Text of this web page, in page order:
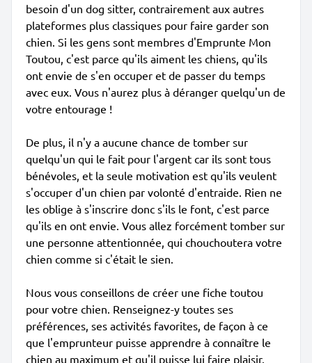
besoin d'un dog sitter, contrairement aux autres
plateformes plus classiques pour faire garder son
chien. Si les gens sont membres d'Emprunte Mon
Toutou, c'est parce qu'ils aiment les chiens, qu'ils
ont envie de s'en occuper et de passer du temps
avec eux. Vous n'aurez plus à déranger quelqu'un de
votre entourage !
De plus, il n'y a aucune chance de tomber sur
quelqu'un qui le fait pour l'argent car ils sont tous
bénévoles, et la seule motivation est qu'ils veulent
s'occuper d'un chien par volonté d'entraide. Rien ne
les oblige à s'inscrire donc s'ils le font, c'est parce
qu'ils en ont envie. Vous allez forcément tomber sur
une personne attentionnée, qui chouchoutera votre
chien comme si c'était le sien.
Nous vous conseillons de créer une fiche toutou
pour votre chien. Renseignez-y toutes ses
préférences, ses activités favorites, de façon à ce
que l'emprunteur puisse apprendre à connaître le
chien au maximum et qu'il puisse lui faire plaisir.